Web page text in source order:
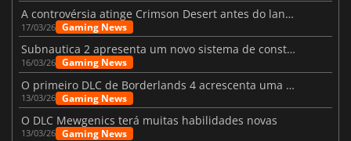
A controvérsia atinge Crimson Desert antes do lançamento
17/03/26 Gaming News
Subnautica 2 apresenta um novo sistema de construção de bases
16/03/26 Gaming News
O primeiro DLC de Borderlands 4 acrescenta uma nova personagem e muito mais
13/03/26 Gaming News
O DLC Mewgenics terá muitas habilidades novas
13/03/26 Gaming News